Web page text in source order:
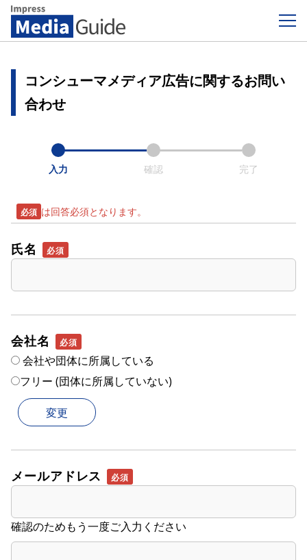
コンシューマメディア広告に関するお問い
合わせ
入力 確認 完了
は回答必須となります。
氏名
会社名
会社や団体に所属している
フリー (団体に所属していない)
メールアドレス
確認のためもう一度ご入力ください